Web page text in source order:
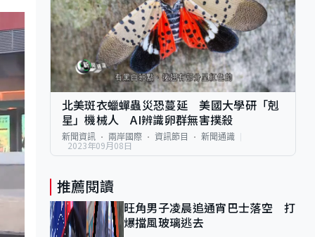
北美斑衣蠟蟬蟲災恐蔓延 美國大學研「剋
星」機械人 AI辨識卵群無害撲殺
新聞資訊 兩岸國際 資訊節目 新聞通識
2023年09月08日
推薦閱讀
旺角男子凌晨追通宵巴士落空 打
爆擋風玻璃逃去